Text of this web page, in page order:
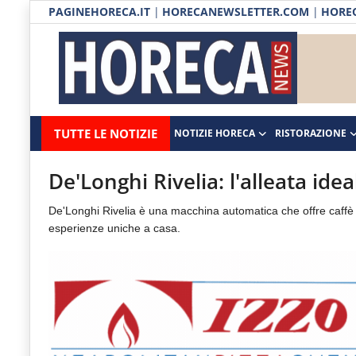
PAGINEHORECA.IT | HORECANEWSLETTER.COM |
Horecanews.it
-
Notizie
Horeca
Il
portale
Horeca
e
del
TUTTE LE NOTIZIE NOTIZIE HORECA RISTORAZIONE
Notizie HORECA
Ristorazione
Ospitalità
Distribuzione
Eventi
RUBRICHE
De'Longhi Rivelia: l'alleata
De'Longhi Rivelia è una macchina automatica che offre
esperienze uniche a casa.